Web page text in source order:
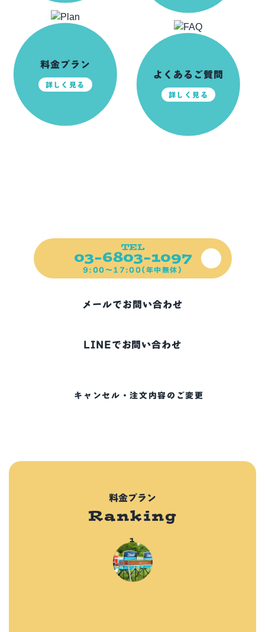
料金プラン
詳しく見る
よくあるご質問
詳しく見る
TEL
03-6803-1097
9:00～17:00(年中無休)
メールでお問い合わせ
LINEでお問い合わせ
キャンセル・注文内容のご変更
料金プラン
Ranking